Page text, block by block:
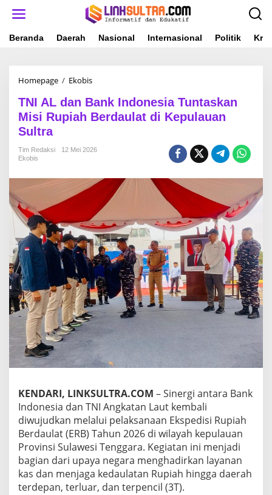
Beranda Daerah Nasional Internasional Politik
Homepage / Ekobis
I
A
L
a
a
n
n
d
o
n
e
s
i
a
T
u
n
t
s
n
M
i
s
R
u
p
i
TNI AL dan Bank Indonesia Tuntaskan
Misi Rupiah Berdaulat di Kepulauan
Sultra
Tim Redaksi
12 Mei 2026
Ekobis
KENDARI, LINKSULTRA.COM – Sinergi antara Bank
Indonesia dan TNI Angkatan Laut kembali
diwujudkan melalui pelaksanaan Ekspedisi Rupiah
Berdaulat (ERB) Tahun 2026 di wilayah kepulauan
Provinsi Sulawesi Tenggara. Kegiatan ini menjadi
bagian dari upaya negara menghadirkan layanan
kas dan menjaga kedaulatan Rupiah hingga daerah
terdepan, terluar, dan terpencil (3T).